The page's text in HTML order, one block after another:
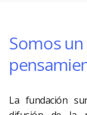
Somos
La fundación